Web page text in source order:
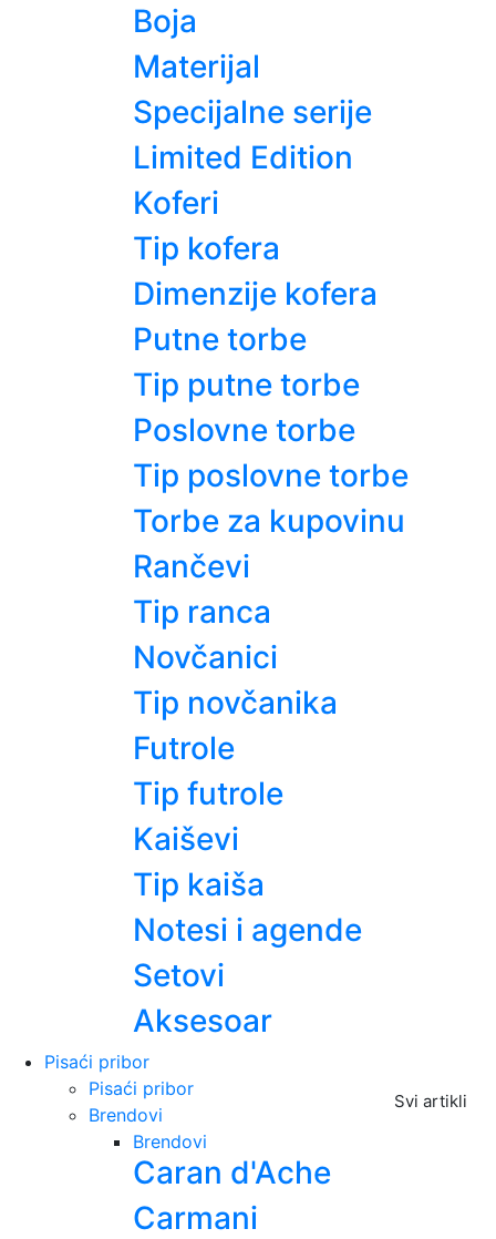
Boja
Materijal
Specijalne serije
Limited Edition
Koferi
Tip kofera
Dimenzije kofera
Putne torbe
Tip putne torbe
Poslovne torbe
Tip poslovne torbe
Torbe za kupovinu
Rančevi
Tip ranca
Novčanici
Tip novčanika
Futrole
Tip futrole
Kaiševi
Tip kaiša
Notesi i agende
Setovi
Aksesoar
Pisaći pribor
Svi artikli
Pisaći pribor
Brendovi
Brendovi
Caran d'Ache
Carmani